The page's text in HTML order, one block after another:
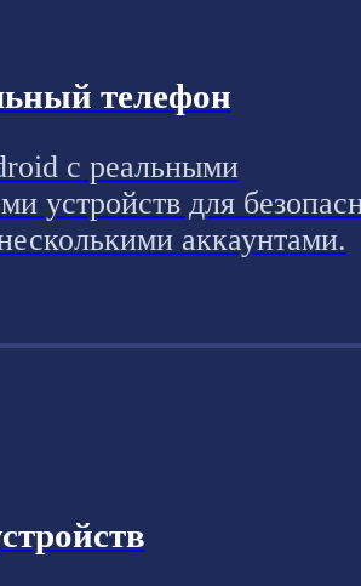
телефон
с реальными
устройств для
аккаунтами.